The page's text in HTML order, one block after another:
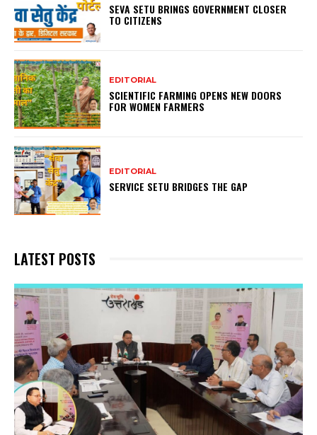
SEVA SETU BRINGS GOVERNMENT CLOSER
TO CITIZENS
EDITORIAL
SCIENTIFIC FARMING OPENS NEW DOORS
FOR WOMEN FARMERS
EDITORIAL
SERVICE SETU BRIDGES THE GAP
LATEST POSTS